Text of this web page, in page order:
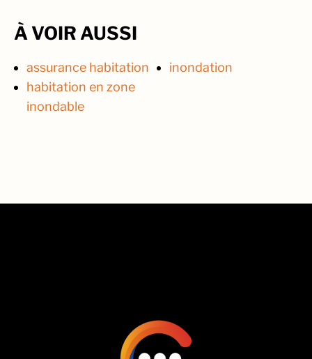
À VOIR AUSSI
assurance habitation
habitation en zone
inondable
inondation